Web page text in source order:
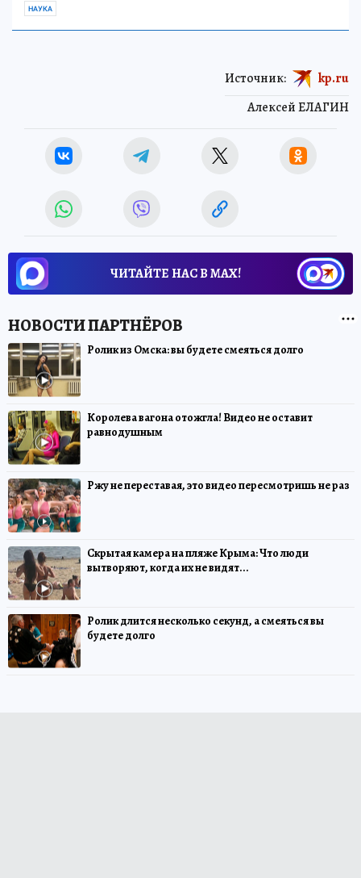
НАУКА
Алексей ЕЛАГИН
Источник: kp.ru
ЧИТАЙТЕ НАС В МАХ!
Ролик из Омска: вы будете смеяться долго
Королева вагона отожгла! Видео не оставит
равнодушным
Ржу не переставая, это видео пересмотришь не раз
Скрытая камера на пляже Крыма: Что люди
вытворяют, когда их не видят...
Ролик длится несколько секунд, а смеяться вы
будете долго